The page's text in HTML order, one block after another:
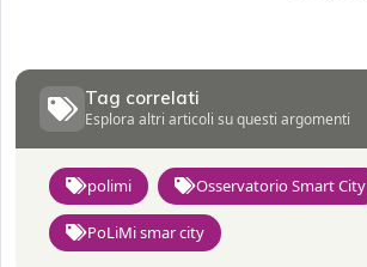
Tag correlati
Esplora altri articoli su questi argomenti
polimi Osservatorio Smart City
PoLiMi smar city